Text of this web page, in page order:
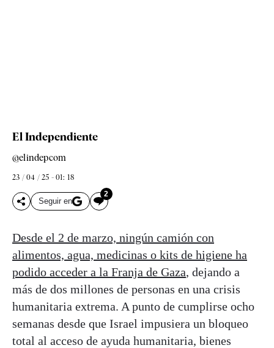
El Independiente
@elindepcom
23 / 04 / 25 - 01: 18
Seguir en
2
Desde el 2 de marzo, ningún camión con
alimentos, agua, medicinas o kits de higiene ha
podido acceder a la Franja de Gaza, dejando a
más de dos millones de personas en una crisis
humanitaria extrema. A punto de cumplirse ocho
semanas desde que Israel impusiera un bloqueo
total al acceso de ayuda humanitaria, bienes